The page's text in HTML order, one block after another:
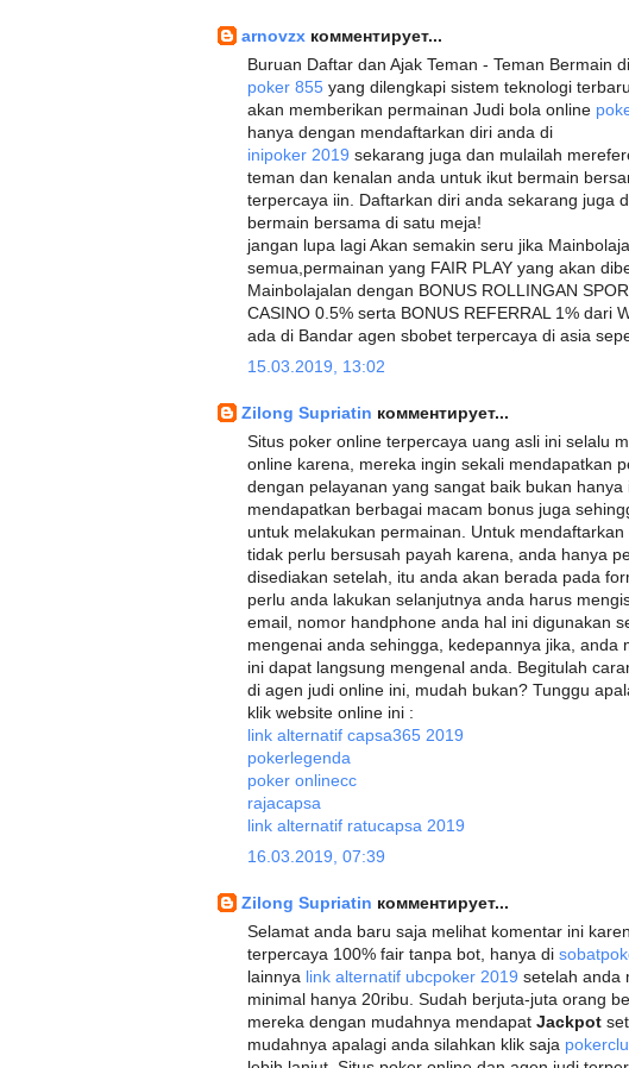
arnovzx комментирует...
Buruan Daftar dan Ajak Teman - Teman Bermain
poker 855 yang dilengkapi sistem teknologi
akan memberikan permainan Judi bola online
hanya dengan mendaftarkan diri anda di
inipoker 2019 sekarang juga dan mulailah
teman dan kenalan anda untuk ikut bermain
terpercaya iin. Daftarkan diri anda sekarang juga
bermain bersama di satu meja!
jangan lupa lagi Akan semakin seru jika
semua,permainan yang FAIR PLAY yang akan
Mainbolajalan dengan BONUS ROLLINGAN
CASINO 0.5% serta BONUS REFERRAL 1% dari
ada di Bandar agen sbobet terpercaya di asia
15.03.2019, 13:02
Zilong Supriatin комментирует...
Situs poker online terpercaya uang asli ini selalu
online karena, mereka ingin sekali mendapatkan
dengan pelayanan yang sangat baik bukan
mendapatkan berbagai macam bonus juga
untuk melakukan permainan. Untuk
tidak perlu bersusah payah karena, anda hanya
disediakan setelah, itu anda akan berada pada
perlu anda lakukan selanjutnya anda harus
email, nomor handphone anda hal ini digunakan
mengenai anda sehingga, kedepannya jika,
ini dapat langsung mengenal anda. Begitulah
di agen judi online ini, mudah bukan? Tunggu
klik website online ini :
link alternatif capsa365 2019
pokerlegenda
poker onlinecc
rajacapsa
link alternatif ratucapsa 2019
16.03.2019, 07:39
Zilong Supriatin комментирует...
Selamat anda baru saja melihat komentar ini
terpercaya 100% fair tanpa bot, hanya di
lainnya link alternatif ubcpoker 2019 setelah anda
minimal hanya 20ribu. Sudah berjuta-juta orang
mereka dengan mudahnya mendapat Jackpot
mudahnya apalagi anda silahkan klik saja